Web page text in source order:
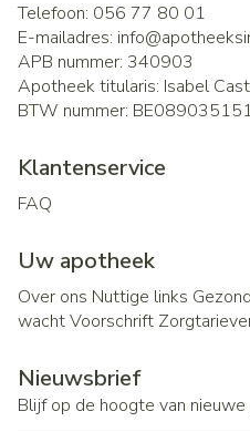
Telefoon: 056 77 80 01
E-mailadres: info@
APB nummer: 340903
Apotheek titularis: Isabel
BTW nummer:
Klantenservice
FAQ
Uw apotheek
Over ons Nuttige links
wachtVoorschrift
Nieuwsbrief
Blijf op de hoogte van